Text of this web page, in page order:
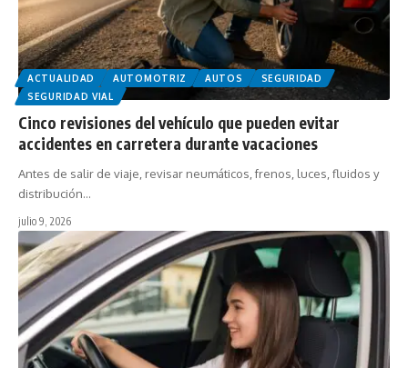
ACTUALIDAD AUTOMOTRIZ AUTOS
SEGURIDAD
SEGURIDAD VIAL
Cinco revisiones del vehículo que pueden evitar
accidentes en carretera durante vacaciones
Antes de salir de viaje, revisar neumáticos, frenos, luces, fluidos y
distribución…
julio 9, 2026